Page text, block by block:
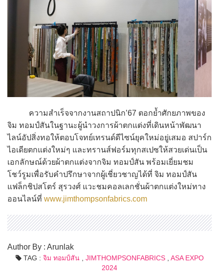
ความสำเร็จจากงานสถาปนิก’67 ตอกย้ำศักยภาพของ
จิม ทอมป์สันในฐานะผู้นำวงการผ้าตกแต่งที่เดินหน้าพัฒนา
ไลน์อัปสิ่งทอให้ตอบโจทย์เทรนด์ดีไซน์ยุคใหม่อยู่เสมอ สปาร์ก
ไอเดียตกแต่งใหม่ๆ และทรานส์ฟอร์มทุกสเปซให้สวยเด่นเป็น
เอกลักษณ์ด้วยผ้าตกแต่งจากจิม ทอมป์สัน พร้อมเยี่ยมชม
โชว์รูมเพื่อรับคำปรึกษาจากผู้เชี่ยวชาญได้ที่ จิม ทอมป์สัน
แฟล็กชิปสโตร์ สุรวงศ์ แวะชมคอลเลกชั่นผ้าตกแต่งใหม่ทาง
ออนไลน์ที่ www.jimthompsonfabrics.com
Author By : Arunlak
TAG : จิม ทอมป์สัน, JIMTHOMPSONFABRICS, ASA EXPO
2024